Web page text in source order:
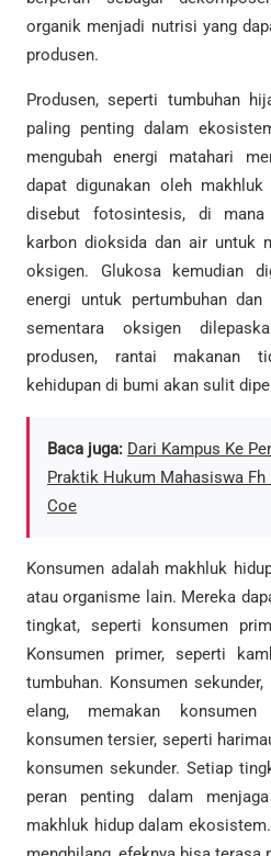
organik menjadi nutrisi yang
produsen.
Produsen, seperti tumbuhan
paling penting dalam
mengubah energi matahari
dapat digunakan oleh
disebut fotosintesis, di mana
karbon dioksida dan air untuk
oksigen. Glukosa kemudian
energi untuk pertumbuhan dan
sementara oksigen
produsen, rantai makanan
kehidupan di bumi akan sulit
Baca juga: Dari Kampus Ke
Praktik Hukum Mahasiswa
Coe
Konsumen adalah makhluk
atau organisme lain. Mereka
tingkat, seperti konsumen
Konsumen primer, seperti
tumbuhan. Konsumen
elang, memakan
konsumen tersier, seperti
konsumen sekunder. Setiap
peran penting dalam
makhluk hidup dalam